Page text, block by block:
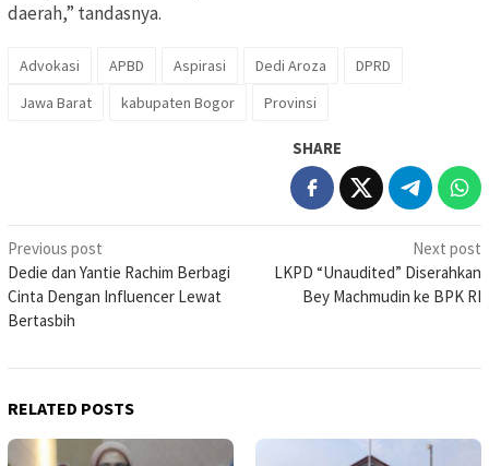
daerah,” tandasnya.
Advokasi APBD Aspirasi Dedi Aroza
DPRD
Jawa Barat
kabupaten Bogor Provinsi
SHARE
Post
navigation
Previous post
Dedie dan Yantie Rachim Berbagi
Cinta Dengan Influencer Lewat
Bertasbih
Next post
LKPD “Unaudited” Diserahkan
Bey Machmudin ke BPK RI
RELATED POSTS